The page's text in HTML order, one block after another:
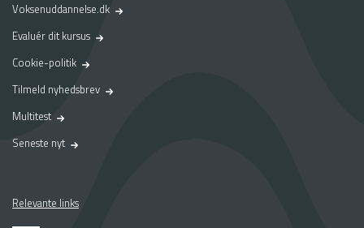
Voksenuddannelse.dk
Evaluér dit kursus
Cookie-politik
Tilmeld nyhedsbrev
Multitest
Seneste nyt
Relevante links